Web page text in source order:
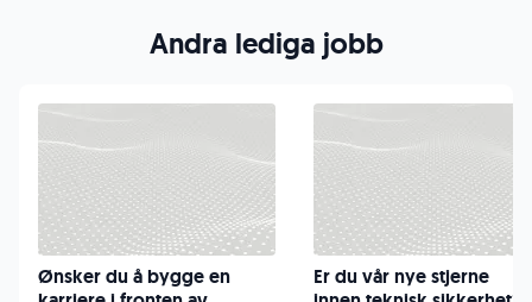
Andra lediga jobb
Ønsker du å bygge en
Er du vår nye stjerne